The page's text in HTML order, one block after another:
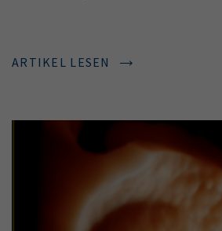
ARTIKEL LESEN